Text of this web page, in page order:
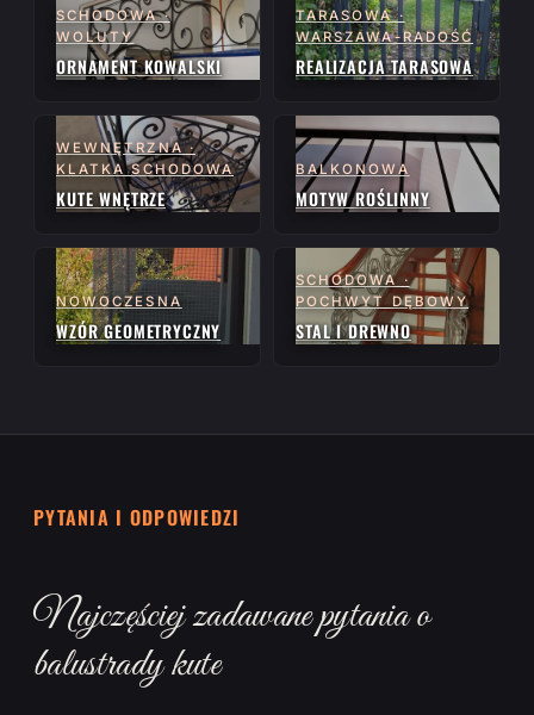
SCHODOWA ·
WOLUTY
ORNAMENT KOWALSKI
TARASOWA ·
WARSZAWA-RADOŚĆ
REALIZACJA TARASOWA
WEWNĘTRZNA ·
KLATKA SCHODOWA
KUTE WNĘTRZE
BALKONOWA
MOTYW ROŚLINNY
NOWOCZESNA
WZÓR GEOMETRYCZNY
SCHODOWA ·
POCHWYT DĘBOWY
STAL I DREWNO
PYTANIA I ODPOWIEDZI
Najczęściej zadawane pytania o
balustrady kute